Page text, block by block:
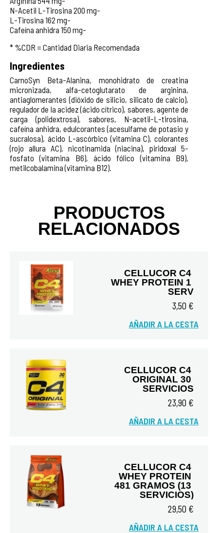
N-Acetil L-Tirosina 200 mg-
L-Tirosina 162 mg-
Cafeína anhidra 150 mg-
* %CDR = Cantidad Diaria Recomendada
Ingredientes
CarnoSyn Beta-Alanina, monohidrato de creatina
micronizada, alfa-cetoglutarato de arginina,
antiaglomerantes (dióxido de silicio, silicato de calcio),
regulador de la acidez (ácido cítrico), sabores, agente de
carga (polidextrosa), sabores, N-acetil-L-tirosina,
cafeína anhidra, edulcorantes (acesulfame de potasio y
sucralosa), ácido L-ascórbico (vitamina C), colorantes
(rojo allura AC), nicotinamida (niacina), piridoxal 5-
fosfato (vitamina B6), ácido fólico (vitamina B9),
metilcobalamina (vitamina B12).
PRODUCTOS
RELACIONADOS
CELLUCOR C4
WHEY PROTEIN 1
SERV
3,50 €
AÑADIR A LA CESTA
CELLUCOR C4
ORIGINAL 30
SERVICIOS
23,90 €
AÑADIR A LA CESTA
CELLUCOR C4
WHEY PROTEIN
481 GRAMOS (13
SERVICIOS)
29,50 €
AÑADIR A LA CESTA